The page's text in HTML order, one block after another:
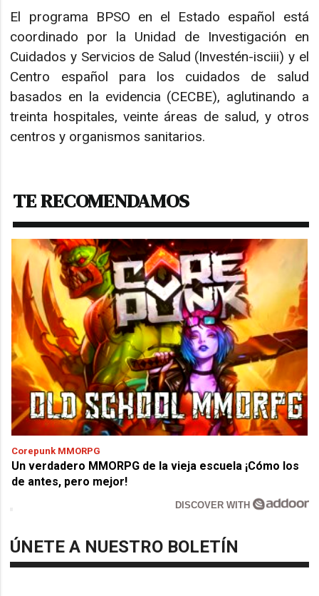
El programa BPSO en el Estado español está
coordinado por la Unidad de Investigación en
Cuidados y Servicios de Salud (Investén-isciii) y el
Centro español para los cuidados de salud
basados en la evidencia (CECBE), aglutinando a
treinta hospitales, veinte áreas de salud, y otros
centros y organismos sanitarios.
TE RECOMENDAMOS
Corepunk MMORPG
Un verdadero MMORPG de la vieja escuela ¡Cómo los
de antes, pero mejor!
DISCOVER WITH
ÚNETE A NUESTRO BOLETÍN